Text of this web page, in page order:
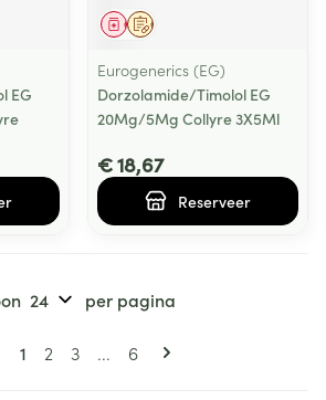
EG
Op voorschrift
Geneesmiddel
Eurogenerics (EG)
Dorzolamide/Timolol EG
20Mg/5Mg Collyre 3X5Ml
€ 18,67
Reserveer
Pagina's
U lees momenteel pagina
1 Pagina
2 Pagina
3 ... Pagina
6
per pagina